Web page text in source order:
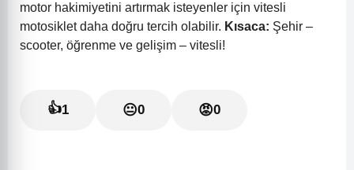
motor hakimiyetini artırmak isteyenler için vitesli
motosiklet daha doğru tercih olabilir. Kısaca: Şehir –
scooter, öğrenme ve gelişim – vitesli!
👍1 😐0 😡0